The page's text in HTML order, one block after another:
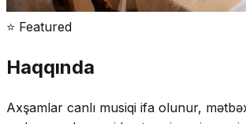
⭐ Featured
Haqqında
Axşamlar canlı musiqi ifa olunur,